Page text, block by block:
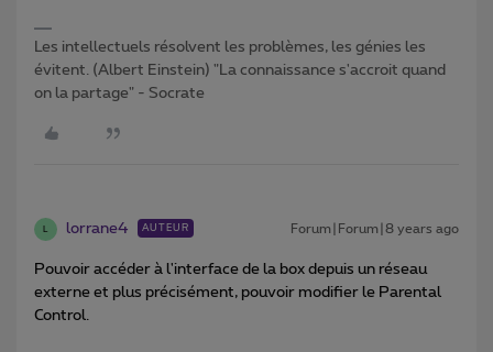
Les intellectuels résolvent les problèmes, les génies les
évitent. (Albert Einstein) "La connaissance s'accroit quand
on la partage" - Socrate
lorrane4 AUTEUR Forum|Forum|8 years ago
Pouvoir accéder à l'interface de la box depuis un réseau
externe et plus précisément, pouvoir modifier le Parental
Control.